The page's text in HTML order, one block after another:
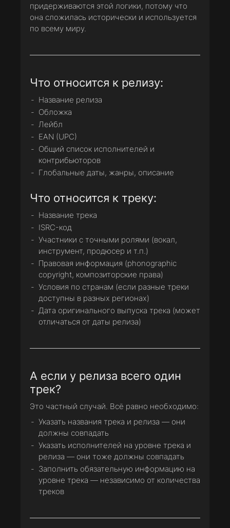
придерживаются этой логики, потому что
она сложилась исторически и используется
по всему миру.
Что относится к релизу:
Название релиза
Обложка
Лейбл
EAN (UPC)
Общий список исполнителей и
контрибьюторов
Глобальные даты, жанры, описание
Что относится к треку:
Название трека
ISRC-код
Участники с точными ролями (вокал,
инструмент, продюсер и т.п.)
Правовая информация (phonographic
copyright, композиторские права)
Условия по странам (если разные треки
доступны в разных регионах)
Дата оригинального выпуска трека (может
отличаться от даты релиза)
А если у релиза всего один
трек?
Это частный случай. Всё равно необходимо:
Указать названия трека и релиза — они
должны совпадать
Указать исполнителей на уровне трека и
релиза — они тоже должны совпадать
Заполнить обязательную информацию на
уровне трека — независимо от количества
треков